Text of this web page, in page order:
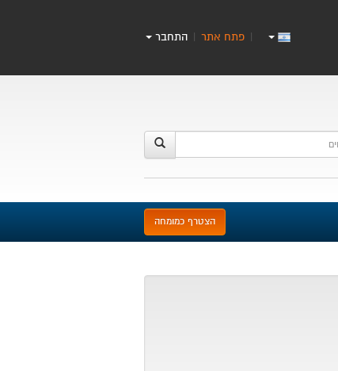
פתח אתר התחבר
הצטרף כמומחה